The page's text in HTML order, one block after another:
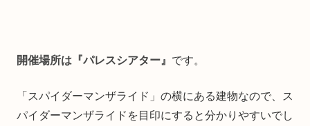
開催場所は『パレスシアター』 です。
「スパイダーマンザライド」の横にある建物なので、ス
パイダーマンザライドを目印にすると分かりやすいでし